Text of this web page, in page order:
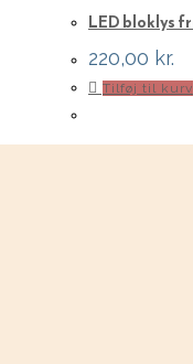
LED bloklys
220,00 kr.
Tilføj til kurv